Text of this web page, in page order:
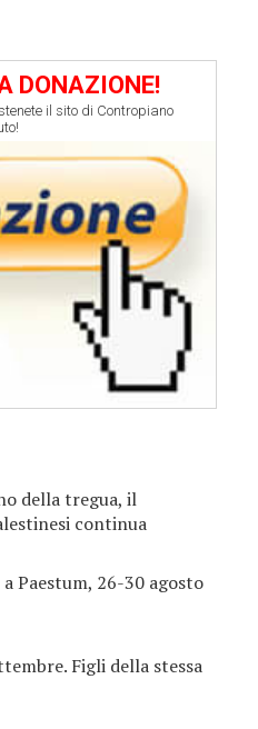
DONAZIONE!
il sito di Contropiano
della tregua, il
continua
Paestum, 26-30 agosto
Figli della stessa